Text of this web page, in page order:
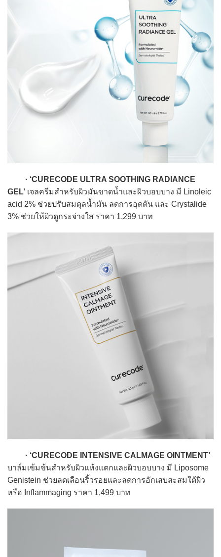
· ‘CURECODE ULTRA SOOTHING RADIANCE
GEL’ เจลครีมสำหรับผิวมันขาดน้ำและผิวบอบบาง มี Linoleic
acid 2% ช่วยปรับสมดุลน้ำมัน ลดการอุดตัน และ Crystalide
3% ช่วยให้ผิวดูกระจ่างใส ราคา 1,299 บาท
· ‘CURECODE INTENSIVE CALMAGE OINTMENT’
บาล์มเข้มข้นสำหรับผิวแห้งแตกและผิวบอบบาง มี Liposome
Genistein ช่วยลดเลือนริ้วรอยและลดการอักเสบสะสมใต้ผิว
หรือ Inflammaging ราคา 1,499 บาท